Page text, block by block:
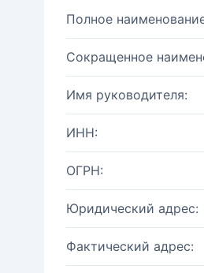
Полное
Сокращенное
Имя руководителя:
ИНН:
ОГРН:
Юридический адрес:
Фактический адрес: